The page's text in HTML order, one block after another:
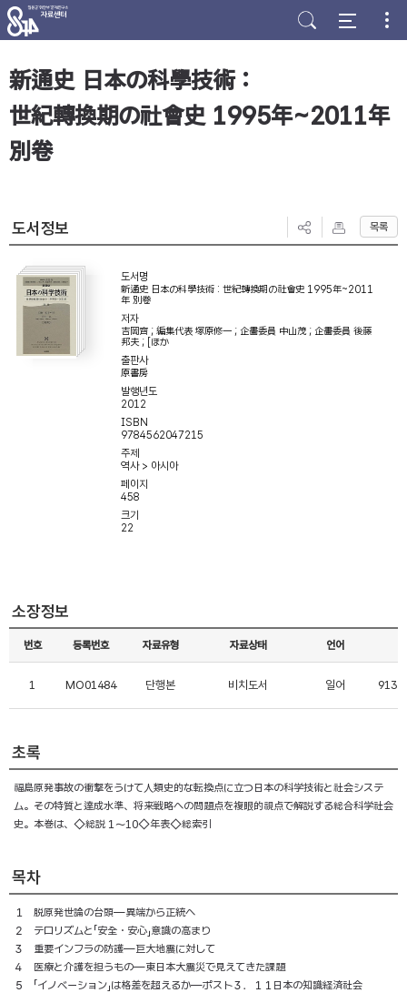
주
메
뉴
가
기
본
문
바
기
하
단
바
기新通史 日本の科學技術 :
世紀轉換期の社會史 1995年~2011年
別卷
도서정보 목록
도서명
新通史 日本の科學技術 : 世紀轉換期の社會史 1995年~2011
年 別卷
저자
吉岡齊 ; 編集代表 塚原修一 ; 企畵委員 中山茂 ; 企畵委員 後藤
邦夫 ; [ほか
출판사
原書房
발행년도
2012
ISBN
9784562047215
주제
역사 > 아시아
페이지
458
크기
22
소장정보
번호 등록번호 자료유형 자료상태 언어
1 MO01484 단행본 비치도서 일어
초록
福島原発事故の衝撃をうけて人類史的な転換点に立つ日本の科学技術と社会システ
ム。その特質と達成水準、将来戦略への問題点を複眼的視点で解説する総合科学社会
史。本巻は、◇総説１～10◇年表◇総索引
목차
１ 脱原発世論の台頭―異端から正統へ
２ テロリズムと「安全・安心」意識の高まり
３ 重要インフラの防護―巨大地震に対して
４ 医療と介護を担うもの―東日本大震災で見えてきた課題
５ 「イノベーション」は格差を超えるか―ポスト３．１１日本の知識経済社会